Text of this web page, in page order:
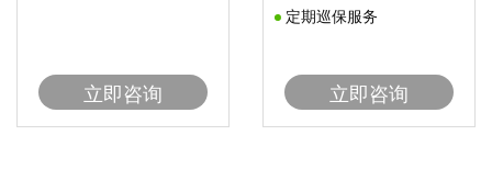
立即咨询
定期巡保服务
立即咨询